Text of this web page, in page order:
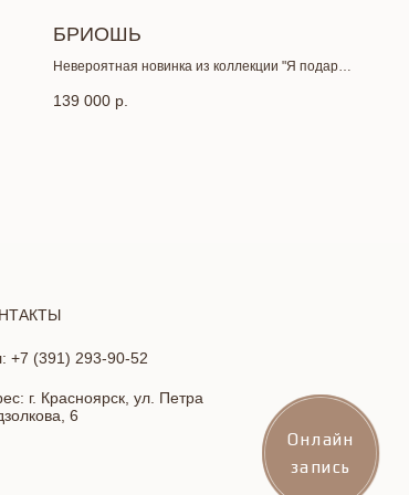
БРИОШЬ
Невероятная новинка из коллекции "Я подарю
Представлена эксклюзивно в Мадам Вуаля!
139 000 р.
+7 (391) 293-90-52
г. Красноярск, ул. Петра
6
Онлайн
запись
Онлайн
запись